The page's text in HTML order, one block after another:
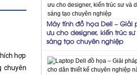
hợp
chuyên
Máy tính đồ họa Dell – Giải
ưu cho designer, kiến trúc
sáng tạo chuyên nghiệp